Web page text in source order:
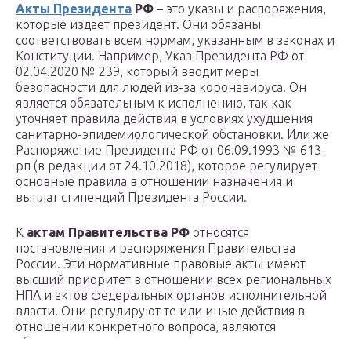
Акты Президента РФ – это указы и распоряжения,
которые издает президент. Они обязаны
соответствовать всем нормам, указанным в законах и
Конституции. Например, Указ Президента РФ от
02.04.2020 № 239, который вводит меры
безопасности для людей из-за коронавируса. Он
является обязательным к исполнению, так как
уточняет правила действия в условиях ухудшения
санитарно-эпидемиологической обстановки. Или же
Распоряжение Президента РФ от 06.09.1993 № 613-
рп (в редакции от 24.10.2018), которое регулирует
основные правила в отношении назначения и
выплат стипендий Президента России.
К актам Правительства РФ относятся
постановления и распоряжения Правительства
России. Эти нормативные правовые акты имеют
высший приоритет в отношении всех региональных
НПА и актов федеральных органов исполнительной
власти. Они регулируют те или иные действия в
отношении конкретного вопроса, являются